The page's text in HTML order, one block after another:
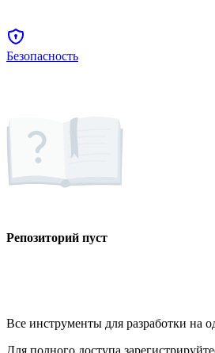
Безопасность
Репозиторий пуст
Все инструменты для разработки на
Для полного доступа